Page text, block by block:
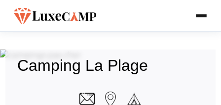
Camping La Plage